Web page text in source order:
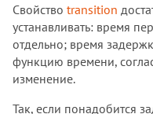
Свойство transition
устанавливать: время
отдельно; время
функцию времени,
изменение.
Так, если понадобится